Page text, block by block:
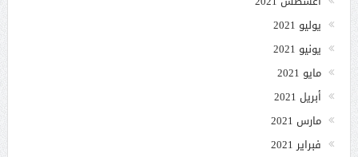
يوليو 2021
يونيو 2021
مايو 2021
أبريل 2021
مارس 2021
فبراير 2021